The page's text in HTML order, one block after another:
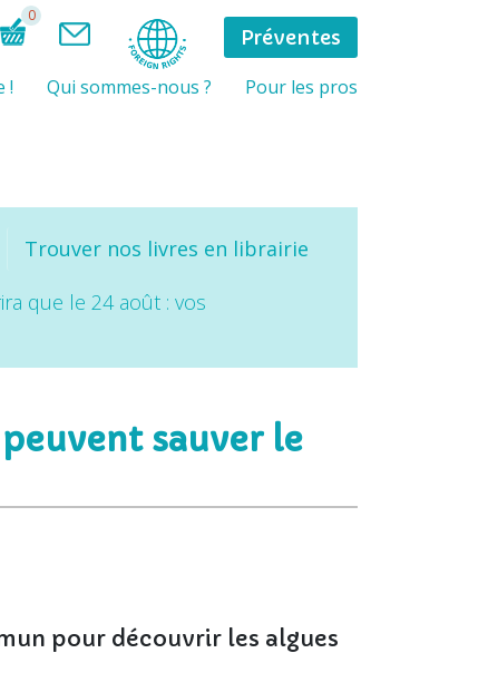
! Qui sommes-nous ? Pour les pros
0
Préventes
Trouver nos livres en librairie
que le 24 août : vos
sauver le
pour découvrir les algues